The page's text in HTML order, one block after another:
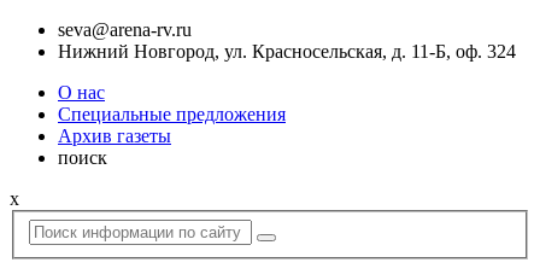
seva@arena-rv.ru
Нижний Новгород, ул. Красносельская, д. 11-Б, оф. 324
О нас
Специальные предложения
Архив газеты
поиск
x